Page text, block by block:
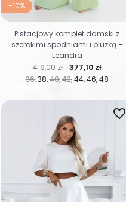
-10%
36 38 40 42 44 46 48
Cena regularna
419,00 zł Cena
377,10 zł
Pistacjowy komplet damski z
szerokimi spodniami i bluzką –
Leandra
favorite_border